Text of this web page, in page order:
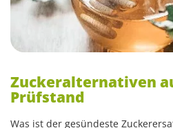
Zuckeralternativen
Prüfstand
Was ist der gesündeste